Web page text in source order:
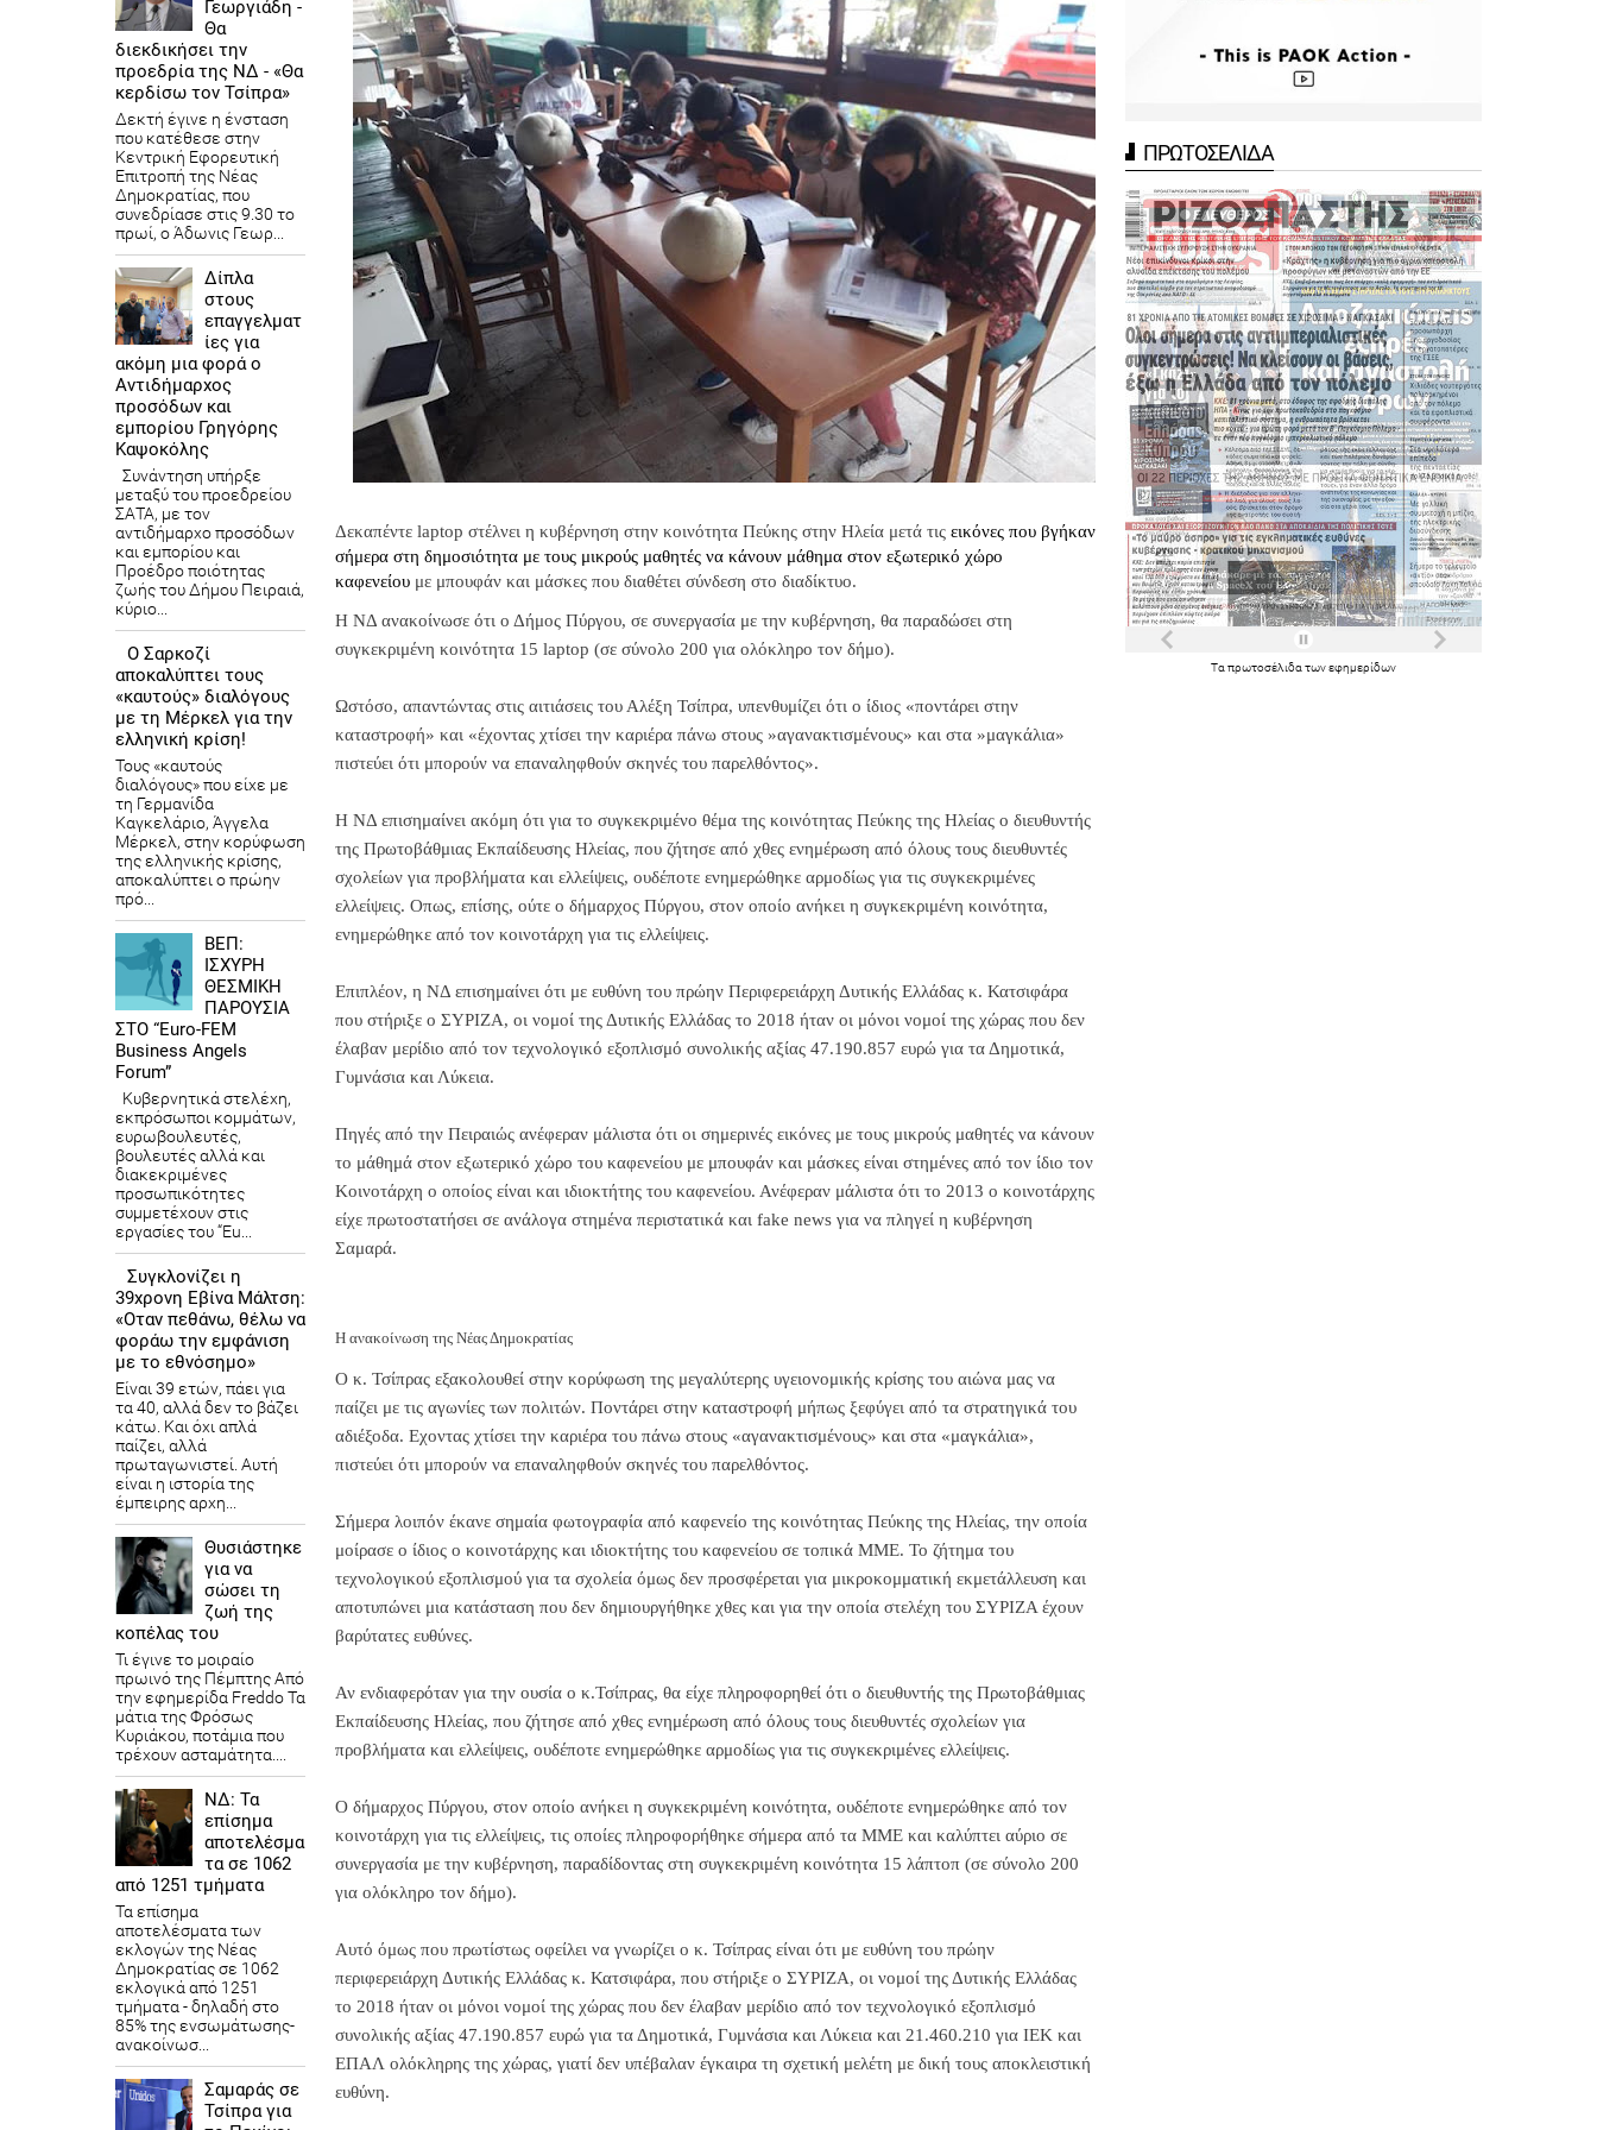
Δεκαπέντε laptop στέλνει η κυβέρνηση στην κοινότητα Πεύκης στην Ηλεία μετά τις εικόνες που βγήκαν
σήμερα στη δημοσιότητα με τους μικρούς μαθητές να κάνουν μάθημα στον εξωτερικό χώρο
καφενείου με μπουφάν και μάσκες που διαθέτει σύνδεση στο διαδίκτυο.
Η ΝΔ ανακοίνωσε ότι ο Δήμος Πύργου, σε συνεργασία με την κυβέρνηση, θα παραδώσει στη
συγκεκριμένη κοινότητα 15 laptop (σε σύνολο 200 για ολόκληρο τον δήμο).
Ωστόσο, απαντώντας στις αιτιάσεις του Αλέξη Τσίπρα, υπενθυμίζει ότι ο ίδιος «ποντάρει στην
καταστροφή» και «έχοντας χτίσει την καριέρα πάνω στους »αγανακτισμένους» και στα »μαγκάλια»
πιστεύει ότι μπορούν να επαναληφθούν σκηνές του παρελθόντος».
Η ΝΔ επισημαίνει ακόμη ότι για το συγκεκριμένο θέμα της κοινότητας Πεύκης της Ηλείας ο διευθυντής
της Πρωτοβάθμιας Εκπαίδευσης Ηλείας, που ζήτησε από χθες ενημέρωση από όλους τους διευθυντές
σχολείων για προβλήματα και ελλείψεις, ουδέποτε ενημερώθηκε αρμοδίως για τις συγκεκριμένες
ελλείψεις. Οπως, επίσης, ούτε ο δήμαρχος Πύργου, στον οποίο ανήκει η συγκεκριμένη κοινότητα,
ενημερώθηκε από τον κοινοτάρχη για τις ελλείψεις.
Επιπλέον, η ΝΔ επισημαίνει ότι με ευθύνη του πρώην Περιφερειάρχη Δυτικής Ελλάδας κ. Κατσιφάρα
που στήριξε ο ΣΥΡΙΖΑ, οι νομοί της Δυτικής Ελλάδας το 2018 ήταν οι μόνοι νομοί της χώρας που δεν
έλαβαν μερίδιο από τον τεχνολογικό εξοπλισμό συνολικής αξίας 47.190.857 ευρώ για τα Δημοτικά,
Γυμνάσια και Λύκεια.
Πηγές από την Πειραιώς ανέφεραν μάλιστα ότι οι σημερινές εικόνες με τους μικρούς μαθητές να κάνουν
το μάθημά στον εξωτερικό χώρο του καφενείου με μπουφάν και μάσκες είναι στημένες από τον ίδιο τον
Κοινοτάρχη ο οποίος είναι και ιδιοκτήτης του καφενείου. Ανέφεραν μάλιστα ότι το 2013 ο κοινοτάρχης
είχε πρωτοστατήσει σε ανάλογα στημένα περιστατικά και fake news για να πληγεί η κυβέρνηση
Σαμαρά.
Η ανακοίνωση της Νέας Δημοκρατίας
Ο κ. Τσίπρας εξακολουθεί στην κορύφωση της μεγαλύτερης υγειονομικής κρίσης του αιώνα μας να
παίζει με τις αγωνίες των πολιτών. Ποντάρει στην καταστροφή μήπως ξεφύγει από τα στρατηγικά του
αδιέξοδα. Εχοντας χτίσει την καριέρα του πάνω στους «αγανακτισμένους» και στα «μαγκάλια»,
πιστεύει ότι μπορούν να επαναληφθούν σκηνές του παρελθόντος.
Σήμερα λοιπόν έκανε σημαία φωτογραφία από καφενείο της κοινότητας Πεύκης της Ηλείας, την οποία
μοίρασε ο ίδιος ο κοινοτάρχης και ιδιοκτήτης του καφενείου σε τοπικά ΜΜΕ. Το ζήτημα του
τεχνολογικού εξοπλισμού για τα σχολεία όμως δεν προσφέρεται για μικροκομματική εκμετάλλευση και
αποτυπώνει μια κατάσταση που δεν δημιουργήθηκε χθες και για την οποία στελέχη του ΣΥΡΙΖΑ έχουν
βαρύτατες ευθύνες.
Αν ενδιαφερόταν για την ουσία ο κ.Τσίπρας, θα είχε πληροφορηθεί ότι ο διευθυντής της Πρωτοβάθμιας
Εκπαίδευσης Ηλείας, που ζήτησε από χθες ενημέρωση από όλους τους διευθυντές σχολείων για
προβλήματα και ελλείψεις, ουδέποτε ενημερώθηκε αρμοδίως για τις συγκεκριμένες ελλείψεις.
Ο δήμαρχος Πύργου, στον οποίο ανήκει η συγκεκριμένη κοινότητα, ουδέποτε ενημερώθηκε από τον
κοινοτάρχη για τις ελλείψεις, τις οποίες πληροφορήθηκε σήμερα από τα ΜΜΕ και καλύπτει αύριο σε
συνεργασία με την κυβέρνηση, παραδίδοντας στη συγκεκριμένη κοινότητα 15 λάπτοπ (σε σύνολο 200
για ολόκληρο τον δήμο).
Αυτό όμως που πρωτίστως οφείλει να γνωρίζει ο κ. Τσίπρας είναι ότι με ευθύνη του πρώην
περιφερειάρχη Δυτικής Ελλάδας κ. Κατσιφάρα, που στήριξε ο ΣΥΡΙΖΑ, οι νομοί της Δυτικής Ελλάδας
το 2018 ήταν οι μόνοι νομοί της χώρας που δεν έλαβαν μερίδιο από τον τεχνολογικό εξοπλισμό
συνολικής αξίας 47.190.857 ευρώ για τα Δημοτικά, Γυμνάσια και Λύκεια και 21.460.210 για ΙΕΚ και
ΕΠΑΛ ολόκληρης της χώρας, γιατί δεν υπέβαλαν έγκαιρα τη σχετική μελέτη με δική τους αποκλειστική
ευθύνη.
ΠΡΩΤΟΣΕΛΙΔΑ
Τα πρωτοσέλιδα τωνεφημερίδων
Γεωργιάδη -
Θα
διεκδικήσει την
προεδρία της ΝΔ - «Θα
κερδίσω τον Τσίπρα»
Δεκτή έγινε η ένσταση
που κατέθεσε στην
Κεντρική Εφορευτική
Επιτροπή της Νέας
Δημοκρατίας, που
συνεδρίασε στις 9.30 το
πρωί, ο Άδωνις Γεωρ...
Δίπλα
στους
επαγγελματ
ίες για
ακόμη μια φορά ο
Αντιδήμαρχος
προσόδων και
εμπορίου Γρηγόρης
Καψοκόλης
Συνάντηση υπήρξε
μεταξύ του προεδρείου
ΣΑΤΑ, με τον
αντιδήμαρχο προσόδων
και εμπορίου και
Προέδρο ποιότητας
ζωής του Δήμου Πειραιά,
κύριο...
Ο Σαρκοζί
αποκαλύπτει τους
«καυτούς» διαλόγους
με τη Μέρκελ για την
ελληνική κρίση!
Τους «καυτούς
διαλόγους» που είχε με
τη Γερμανίδα
Καγκελάριο, Άγγελα
Μέρκελ, στην κορύφωση
της ελληνικής κρίσης,
αποκαλύπτει ο πρώην
πρό...
ΒΕΠ:
ΙΣΧΥΡΗ
ΘΕΣΜΙΚΗ
ΠΑΡΟΥΣΙΑ
ΣΤΟ “Euro-FEM
Business Angels
Forum”
Κυβερνητικά στελέχη,
εκπρόσωποι κομμάτων,
ευρωβουλευτές,
βουλευτές αλλά και
διακεκριμένες
προσωπικότητες
συμμετέχουν στις
εργασίες του “Eu...
Συγκλονίζει η
39χρονη Εβίνα Μάλτση:
«Οταν πεθάνω, θέλω να
φοράω την εμφάνιση
με το εθνόσημο»
Είναι 39 ετών, πάει για
τα 40, αλλά δεν το βάζει
κάτω. Και όχι απλά
παίζει, αλλά
πρωταγωνιστεί. Αυτή
είναι η ιστορία της
έμπειρης αρχη...
Θυσιάστηκε
για να
σώσει τη
ζωή της
κοπέλας του
Τι έγινε το μοιραίο
πρωινό της Πέμπτης Από
την εφημερίδα Freddo Τα
μάτια της Φρόσως
Κυριάκου, ποτάμια που
τρέχουν ασταμάτητα....
ΝΔ: Τα
επίσημα
αποτελέσμα
τα σε 1062
από 1251 τμήματα
Τα επίσημα
αποτελέσματα των
εκλογών της Νέας
Δημοκρατίας​ σε 1062
εκλογικά από 1251
τμήματα - δηλαδή στο
85% της ενσωμάτωσης-
ανακοίνωσ...
Σαμαράς σε
Τσίπρα για